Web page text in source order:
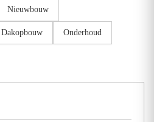
Nieuwbouw
Dakopbouw Onderhoud